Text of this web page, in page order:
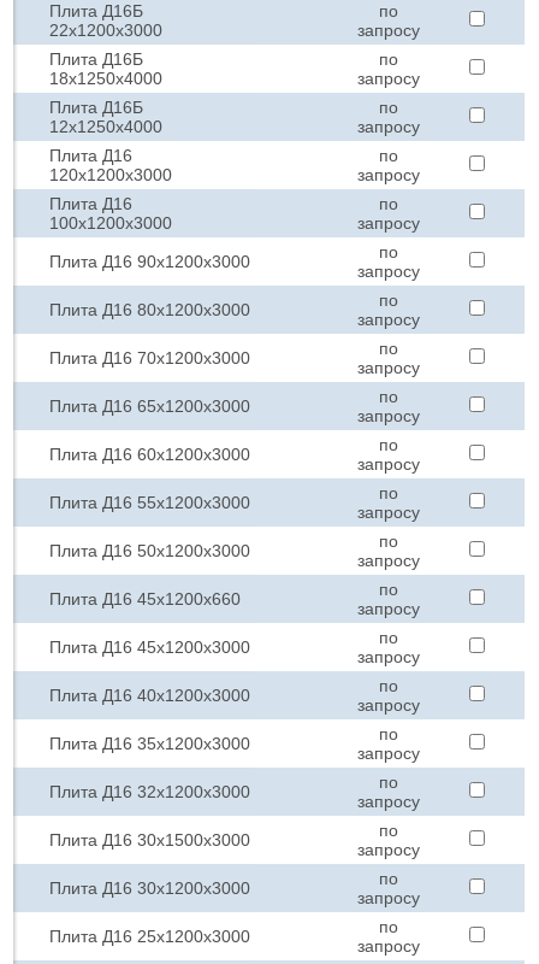
Плита Д16Б
22х1200х3000
по
запросу
Плита Д16Б
18х1250х4000
по
запросу
Плита Д16Б
12х1250х4000
по
запросу
Плита Д16
120х1200х3000
по
запросу
Плита Д16
100х1200х3000
по
запросу
Плита Д16 90х1200х3000
по
запросу
Плита Д16 80х1200х3000
по
запросу
Плита Д16 70х1200х3000
по
запросу
Плита Д16 65х1200х3000
по
запросу
Плита Д16 60х1200х3000
по
запросу
Плита Д16 55х1200х3000
по
запросу
Плита Д16 50х1200х3000
по
запросу
Плита Д16 45х1200х660
по
запросу
Плита Д16 45х1200х3000
по
запросу
Плита Д16 40х1200х3000
по
запросу
Плита Д16 35х1200х3000
по
запросу
Плита Д16 32х1200х3000
по
запросу
Плита Д16 30х1500х3000
по
запросу
Плита Д16 30х1200х3000
по
запросу
Плита Д16 25х1200х3000
по
запросу